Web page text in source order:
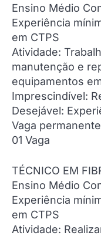
Ensino Médio
Experiência
em CTPS
Atividade:
manutenção e
equipamentos
Imprescindível:
Desejável:
Vaga permanente
01 Vaga
TÉCNICO EM
Ensino Médio
Experiência
em CTPS
Atividade: